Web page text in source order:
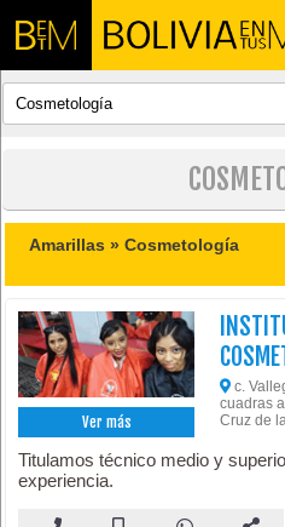
Amarillas »Cosmetología
Ver más
c.
cuadras
Cruz de
Titulamos técnico medio y
experiencia.